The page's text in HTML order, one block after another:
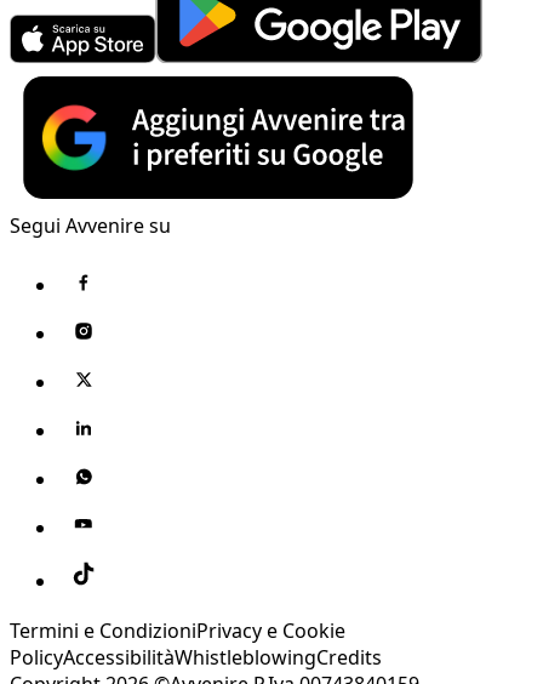
Segui Avvenire su
Termini e CondizioniPrivacy e Cookie
PolicyAccessibilitàWhistleblowingCredits